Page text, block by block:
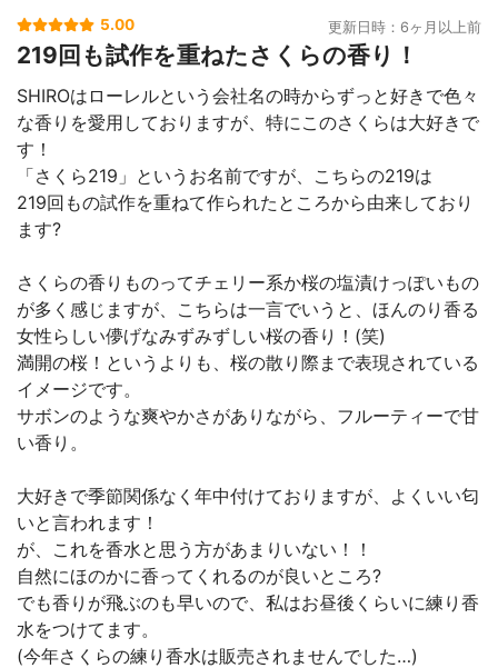
5.00 更新日時：6ヶ月以上前
219回も試作を重ねたさくらの香り！
SHIROはローレルという会社名の時からずっと好きで色々
な香りを愛用しておりますが、特にこのさくらは大好きで
す！
「さくら219」というお名前ですが、こちらの219は
219回もの試作を重ねて作られたところから由来しており
ます?
さくらの香りものってチェリー系か桜の塩漬けっぽいもの
が多く感じますが、こちらは一言でいうと、ほんのり香る
女性らしい儚げなみずみずしい桜の香り！(笑)
満開の桜！というよりも、桜の散り際まで表現されている
イメージです。
サボンのような爽やかさがありながら、フルーティーで甘
い香り。
大好きで季節関係なく年中付けておりますが、よくいい匂
いと言われます！
が、これを香水と思う方があまりいない！！
自然にほのかに香ってくれるのが良いところ?
でも香りが飛ぶのも早いので、私はお昼後くらいに練り香
水をつけてます。
(今年さくらの練り香水は販売されませんでした…)